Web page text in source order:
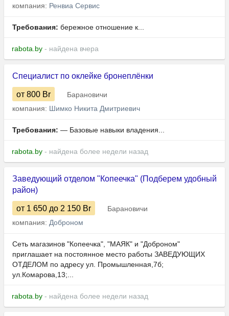
компания: Ренвиа Сервис
Требования: бережное отношение к...
rabota.by - найдена вчера
Специалист по оклейке бронеплёнки
от 800 Br
Барановичи
компания: Шимко Никита Дмитриевич
Требования: — Базовые навыки владения...
rabota.by - найдена более недели назад
Заведующий отделом "Копеечка" (Подберем удобный
район)
от 1 650 до 2 150 Br
Барановичи
компания: Доброном
Сеть магазинов "Копеечка", "МАЯК" и "Доброном"
приглашает на постоянное место работы ЗАВЕДУЮЩИХ
ОТДЕЛОМ по адресу ул. Промышленная,7б;
ул.Комарова,13;...
rabota.by - найдена более недели назад